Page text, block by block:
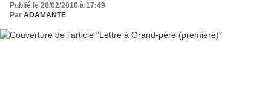
Publié le 26/02/2010 à 17:49
Par ADAMANTE